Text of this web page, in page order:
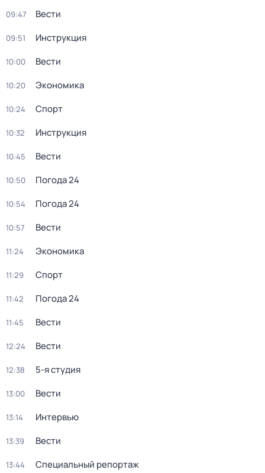
09:47 Вести
09:51 Инструкция
10:00 Вести
10:20 Экономика
10:24 Спорт
10:32 Инструкция
10:45 Вести
10:50 Погода 24
10:54 Погода 24
10:57 Вести
11:24 Экономика
11:29 Спорт
11:42 Погода 24
11:45 Вести
12:24 Вести
12:38 5-я студия
13:00 Вести
13:14 Интервью
13:39 Вести
13:44 Специальный репортаж